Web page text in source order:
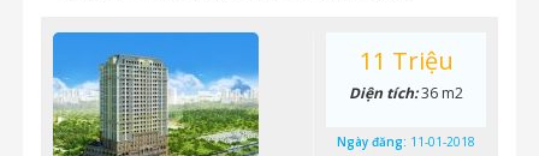
11 Triệu
Diện tích:36 m2
Ngày đăng: 11-01-2018